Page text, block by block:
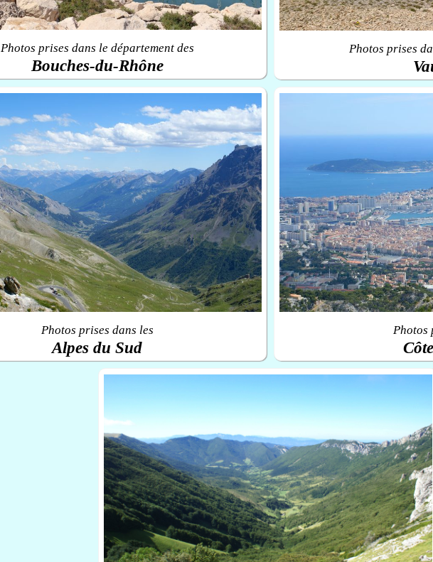
Photos prises dans le département des
Bouches-du-Rhône
Photos prises
Photos prises dans les
Alpes du Sud
Photos